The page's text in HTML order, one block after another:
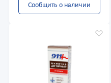
Сообщить о наличии